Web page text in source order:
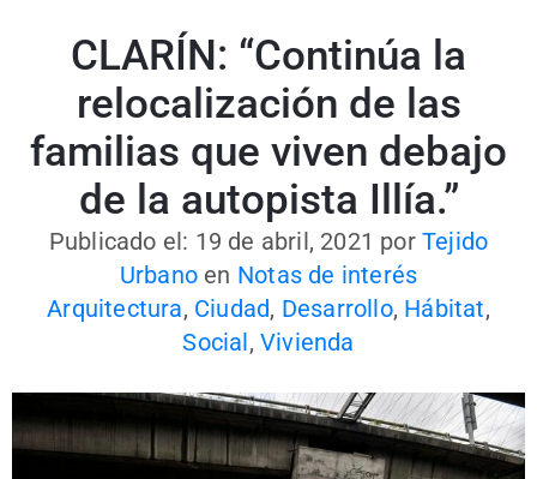
CLARÍN: “Continúa la
relocalización de las
familias que viven debajo
de la autopista Illía.”
Publicado el: 19 de abril, 2021 por Tejido
Urbano en Notas de interés
Arquitectura, Ciudad, Desarrollo, Hábitat,
Social, Vivienda